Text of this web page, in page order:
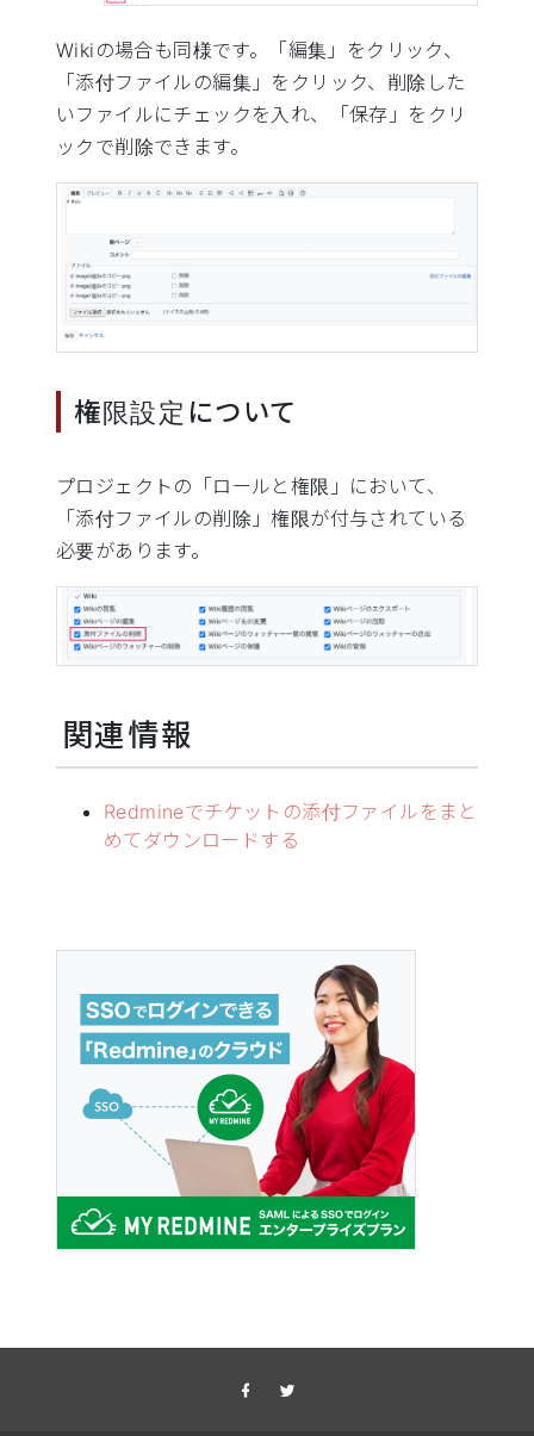
Wikiの場合も同様です。「編集」をクリック、
「添付ファイルの編集」をクリック、削除した
いファイルにチェックを入れ、「保存」をクリ
ックで削除できます。
権限設定について
プロジェクトの「ロールと権限」において、
「添付ファイルの削除」権限が付与されている
必要があります。
関連情報
Redmineでチケットの添付ファイルをまと
めてダウンロードする